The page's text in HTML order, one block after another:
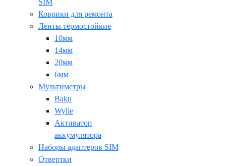
SIM
Коврики для ремонта
Ленты термостойкие
10мм
14мм
20мм
6мм
Мультиметры
Baku
Wylie
Активатор
аккумулятора
Наборы адаптеров SIM
Отвертки